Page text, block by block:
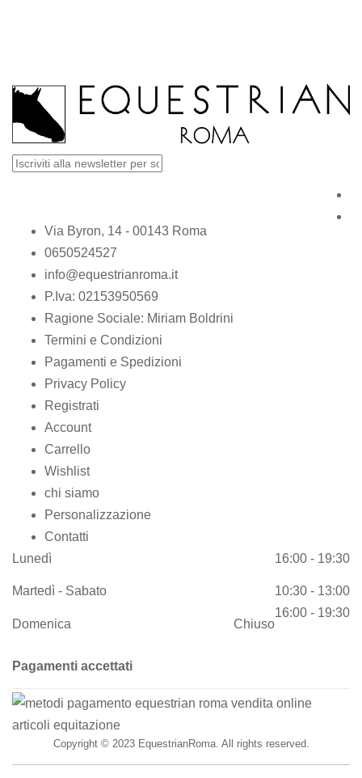
Via Byron, 14 - 00143 Roma
0650524527
info@equestrianroma.it
P.Iva: 02153950569
Ragione Sociale: Miriam Boldrini
Termini e Condizioni
Pagamenti e Spedizioni
Privacy Policy
Registrati
Account
Carrello
Wishlist
chi siamo
Personalizzazione
Contatti
Lunedì
16:00 - 19:30
Martedì - Sabato
10:30 - 13:00
16:00 - 19:30
Domenica Chiuso
Pagamenti accettati
Copyright © 2023 EquestrianRoma. All rights reserved.